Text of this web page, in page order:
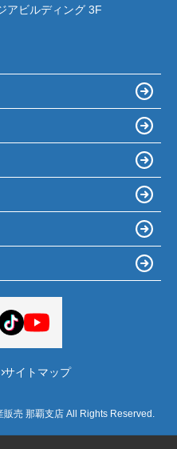
アビルディング 3F
サイトマップ
売 那覇支店 All Rights Reserved.